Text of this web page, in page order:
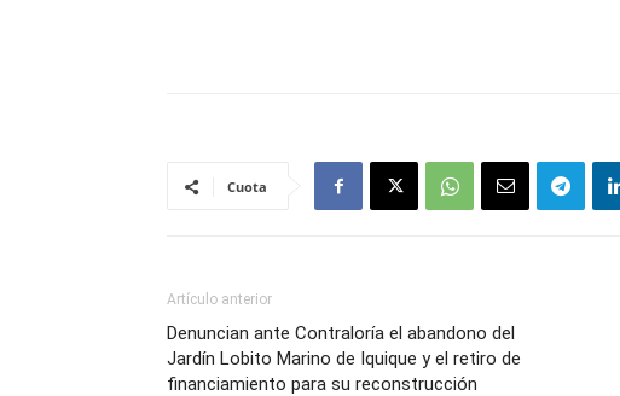
Cuota
Artículo anterior
Denuncian ante Contraloría el abandono del
Jardín Lobito Marino de Iquique y el retiro de
financiamiento para su reconstrucción